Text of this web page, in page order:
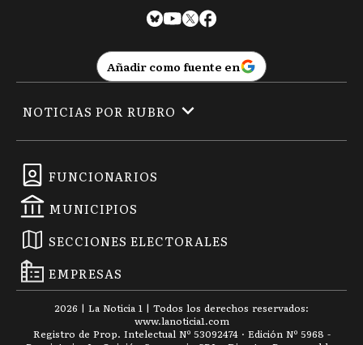
Añadir como fuente en
FUNCIONARIOS
MUNICIPIOS
SECCIONES ELECTORALES
EMPRESAS
NOTICIAS POR RUBRO
2026 | La Noticia 1 | Todos los derechos reservados:
www.lanoticia1.com
Registro de Prop. Intelectual Nº 53092474 · Edición Nº 5968 -